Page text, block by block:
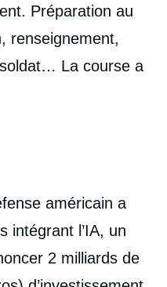
Préparation au
renseignement,
La course a
américain a
intégrant l’IA, un
2 milliards de